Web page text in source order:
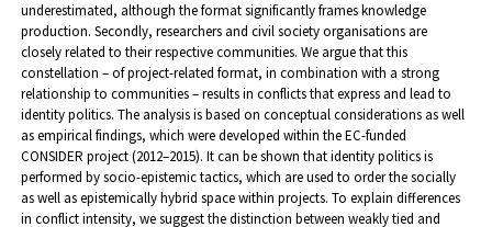
underestimated, although the format significantly frames knowledge
production. Secondly, researchers and civil society organisations are
closely related to their respective communities. We argue that this
constellation – of project-related format, in combination with a strong
relationship to communities – results in conflicts that express and lead to
identity politics. The analysis is based on conceptual considerations as well
as empirical findings, which were developed within the EC-funded
CONSIDER project (2012–2015). It can be shown that identity politics is
performed by socio-epistemic tactics, which are used to order the socially
as well as epistemically hybrid space within projects. To explain differences
in conflict intensity, we suggest the distinction between weakly tied and